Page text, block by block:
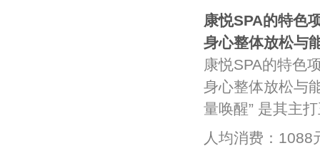
康悦SPA的特色
身心整体放松与
康悦SPA的特色
身心整体放松与
量唤醒‌” 是其主
人均消费：1088